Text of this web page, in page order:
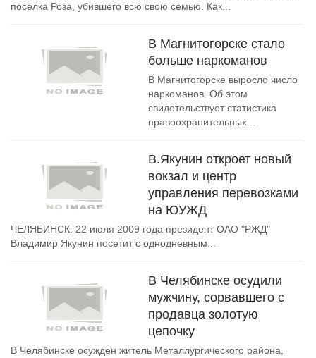
поселка Роза, убившего всю свою семью. Как...
В Магнитогорске стало
больше наркоманов
В Магнитогорске выросло число
наркоманов. Об этом
свидетельствует статистика
правоохранительных...
В.Якунин откроет новый
вокзал и центр
управления перевозками
на ЮУЖД
ЧЕЛЯБИНСК. 22 июля 2009 года президент ОАО "РЖД"
Владимир Якунин посетит с однодневным...
В Челябинске осудили
мужчину, сорвавшего с
продавца золотую
цепочку
В Челябинске осужден житель Металлургического района,